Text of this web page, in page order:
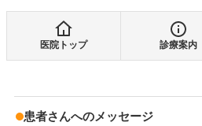
医院トップ 診療案内
患者さんへのメッセージ